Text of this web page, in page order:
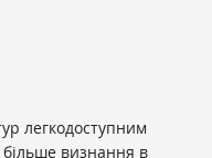
легкодоступним
більше визнання в